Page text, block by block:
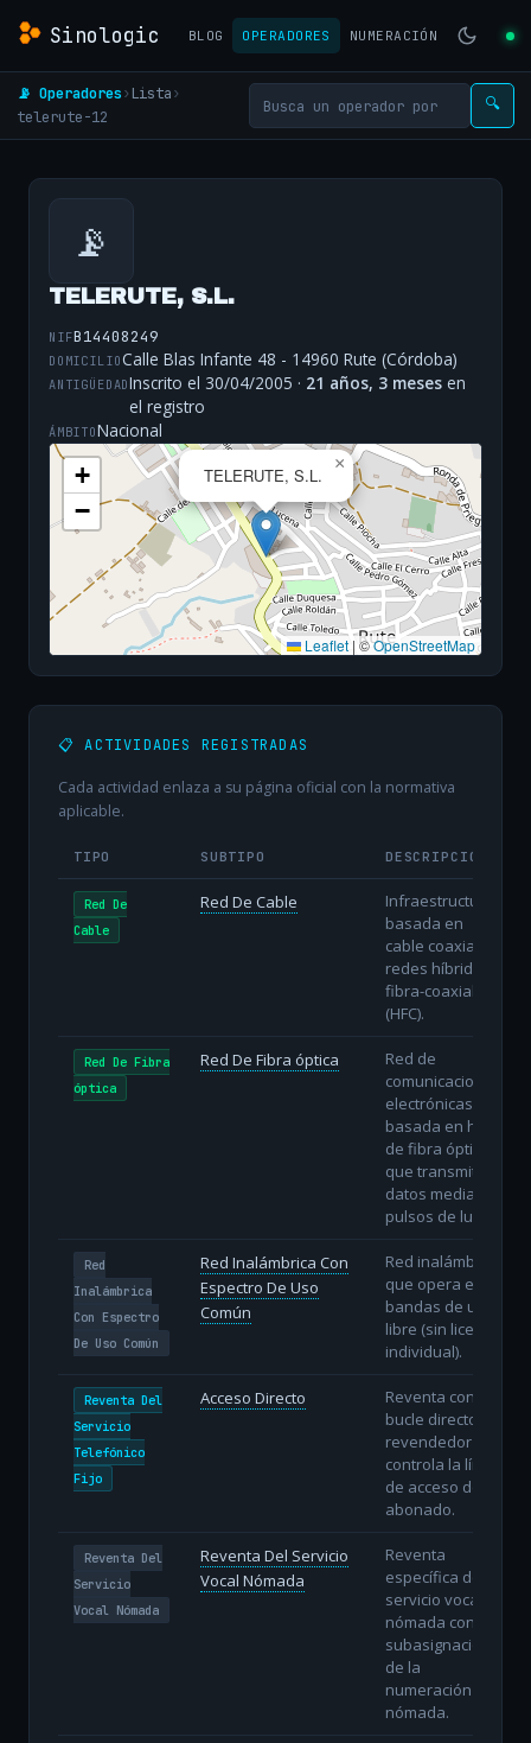
Sinologic BLOG OPERADORES NUMERACIÓN
📡 Operadores› Lista›
telerute-12
🔍
📡
TELERUTE, S.L.
NIFB14408249
DOMICILIOCalle Blas Infante 48 - 14960 Rute (Córdoba)
ANTIGÜEDADInscrito el 30/04/2005 · 21 años, 3 meses en
el registro
ÁMBITONacional
TELERUTE, S.L.
×
+
−
Leaflet | ©OpenStreetMap
📋 ACTIVIDADES REGISTRADAS
Cada actividad enlaza a su página oficial con la normativa
aplicable.
TIPO SUBTIPO DESCRIPCIÓN
Red De
Cable
Red De Cable
Infraestructura
basada en
cable coaxial o
redes híbridas
fibra-coaxial
(HFC).
Red De Fibra
óptica
Red De Fibra óptica
Red de
comunicaciones
electrónicas
basada en hilos
de fibra óptica
que transmiten
datos mediante
pulsos de luz.
Red
Inalámbrica
Con Espectro
De Uso Común
Red Inalámbrica Con
Espectro De Uso
Común
Red inalámbrica
que opera en
bandas de uso
libre (sin licencia
individual).
Reventa Del
Servicio
Telefónico
Fijo
Acceso Directo
Reventa con
bucle directo: el
revendedor
controla la línea
de acceso del
abonado.
Reventa Del
Servicio
Vocal Nómada
Reventa Del Servicio
Vocal Nómada
Reventa
específica del
servicio vocal
nómada con
subasignación
de la
numeración
nómada.